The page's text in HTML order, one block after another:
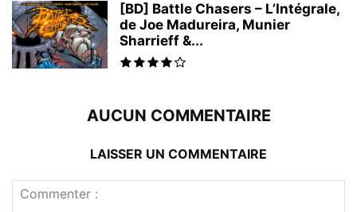
[BD] Battle Chasers – L’Intégrale,
de Joe Madureira, Munier
Sharrieff &...
AUCUN COMMENTAIRE
LAISSER UN COMMENTAIRE